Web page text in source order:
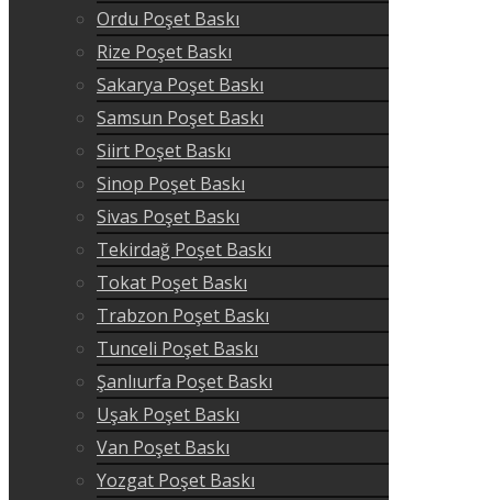
Ordu Poşet Baskı
Rize Poşet Baskı
Sakarya Poşet Baskı
Samsun Poşet Baskı
Siirt Poşet Baskı
Sinop Poşet Baskı
Sivas Poşet Baskı
Tekirdağ Poşet Baskı
Tokat Poşet Baskı
Trabzon Poşet Baskı
Tunceli Poşet Baskı
Şanlıurfa Poşet Baskı
Uşak Poşet Baskı
Van Poşet Baskı
Yozgat Poşet Baskı